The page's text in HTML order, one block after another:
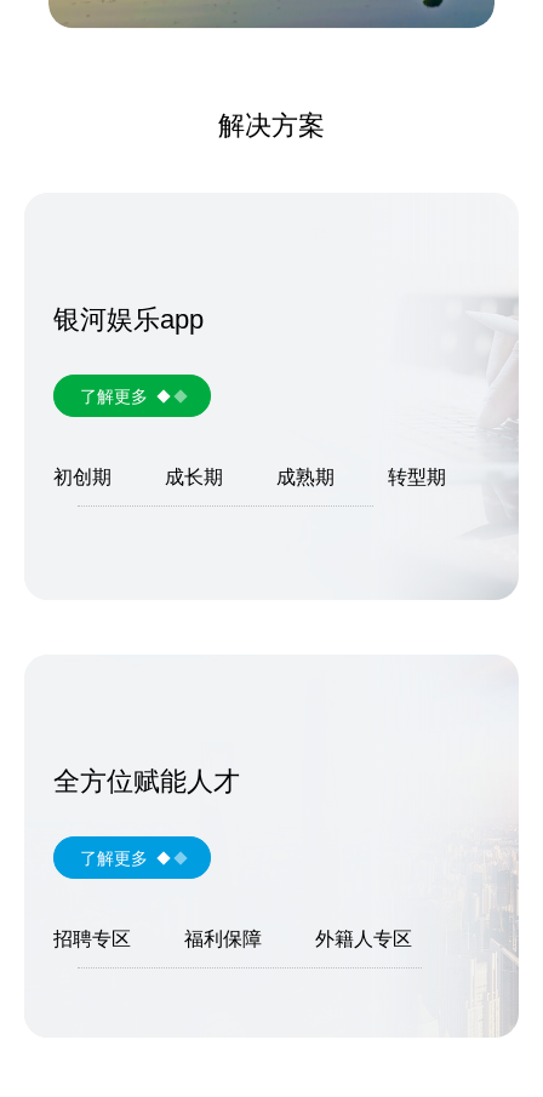
解决方案
银河娱乐app
了解更多
初创期 成长期 成熟期 转型期
全方位赋能人才
了解更多
招聘专区 福利保障 外籍人专区